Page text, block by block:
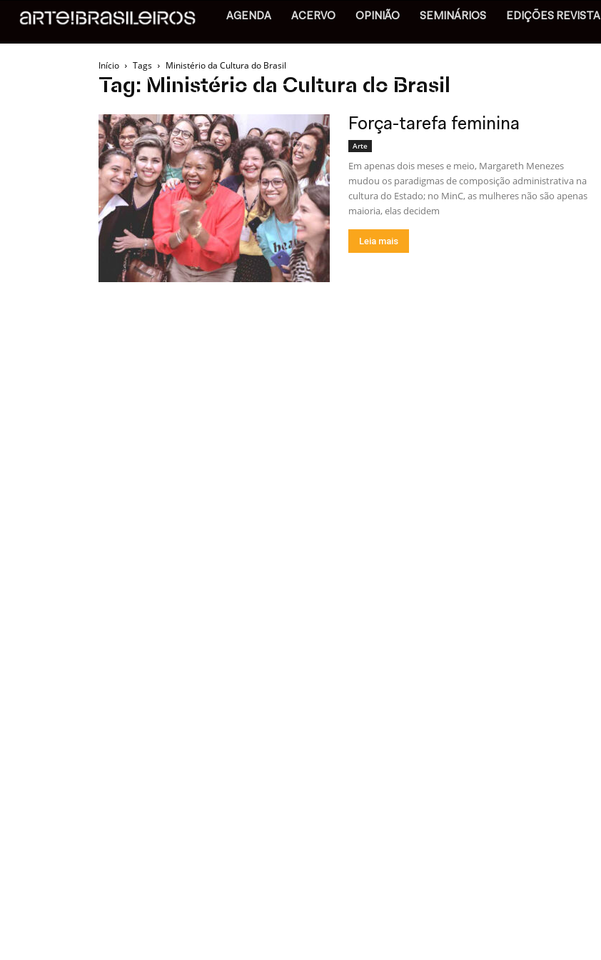
AGENDA ACERVO OPINIÃO SEMINÁRIOS EDIÇÕES REVISTA
Início Tags Ministério da Cultura do Brasil
Tag: Ministério da Cultura do Brasil
Força-tarefa feminina
Arte
Em apenas dois meses e meio, Margareth Menezes
mudou os paradigmas de composição administrativa na
cultura do Estado; no MinC, as mulheres não são apenas
maioria, elas decidem
Leia mais